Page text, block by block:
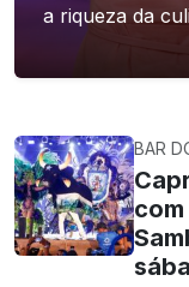
a riqueza da
BAR